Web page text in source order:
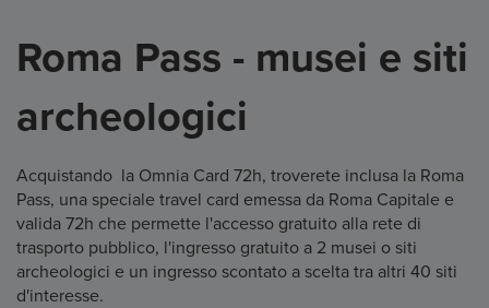
Roma Pass - musei e siti
archeologici
Acquistando la Omnia Card 72h, troverete inclusa la Roma
Pass, una speciale travel card emessa da Roma Capitale e
valida 72h che permette l'accesso gratuito alla rete di
trasporto pubblico, l'ingresso gratuito a 2 musei o siti
archeologici e un ingresso scontato a scelta tra altri 40 siti
d'interesse.